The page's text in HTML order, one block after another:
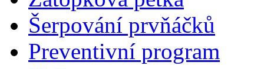
Šerpování prvňáčků
Preventivní program